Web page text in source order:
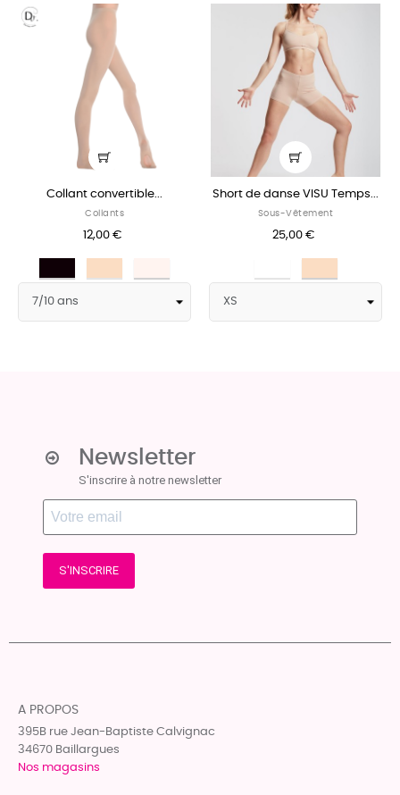
Collant convertible...
Collants
12,00 €
Pink
Short de danse VISU Temps...
Sous-Vêtement
25,00 €
Newsletter
S'inscrire à notre newsletter
S'INSCRIRE
A PROPOS
395B rue Jean-Baptiste Calvignac
34670 Baillargues
Nos magasins